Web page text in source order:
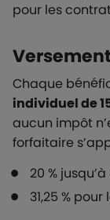
pour les
Chaque
individuel de
aucun impôt
forfaitaire
20 %
31,25 %